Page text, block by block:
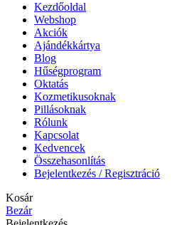
Kezdőoldal
Webshop
Akciók
Ajándékkártya
Blog
Hűségprogram
Oktatás
Kozmetikusoknak
Pillásoknak
Rólunk
Kapcsolat
Kedvencek
Összehasonlítás
Bejelentkezés / Regisztráció
Kosár
Bezár